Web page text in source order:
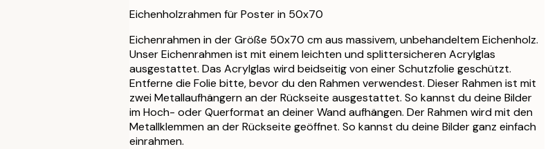
40x50 cm
39 €
50x50 cm 33,15 €
50x70 cm 38,21 €
44,95 €
56,95 €
Eichenholzrahmen für Poster in 50x70
Eichenrahmen in der Größe 50x70 cm aus massivem, unbehandeltem Eichenholz.
Unser Eichenrahmen ist mit einem leichten und splittersicheren Acrylglas
ausgestattet. Das Acrylglas wird beidseitig von einer Schutzfolie geschützt.
Entferne die Folie bitte, bevor du den Rahmen verwendest. Dieser Rahmen ist mit
zwei Metallaufhängern an der Rückseite ausgestattet. So kannst du deine Bilder
im Hoch- oder Querformat an deiner Wand aufhängen. Der Rahmen wird mit den
Metallklemmen an der Rückseite geöffnet. So kannst du deine Bilder ganz einfach
einrahmen.